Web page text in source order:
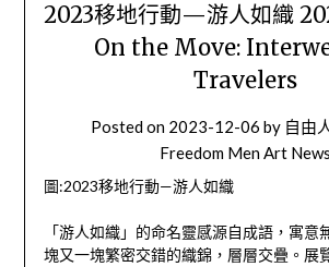
2023移地行動—游人如織
On the Move:
Travelers
Posted on 2023-12-06 by 自由
Freedom Men Art News
圖:2023移地行動—游人如織
「游人如織」的命名靈感源自成語，寓意
塊又一塊繁密交錯的織錦，層層交疊。展